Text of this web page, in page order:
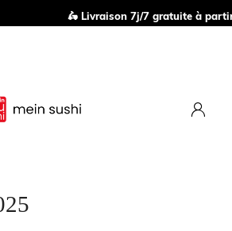
🛵 Livraison 7j/7 gratuite à partir